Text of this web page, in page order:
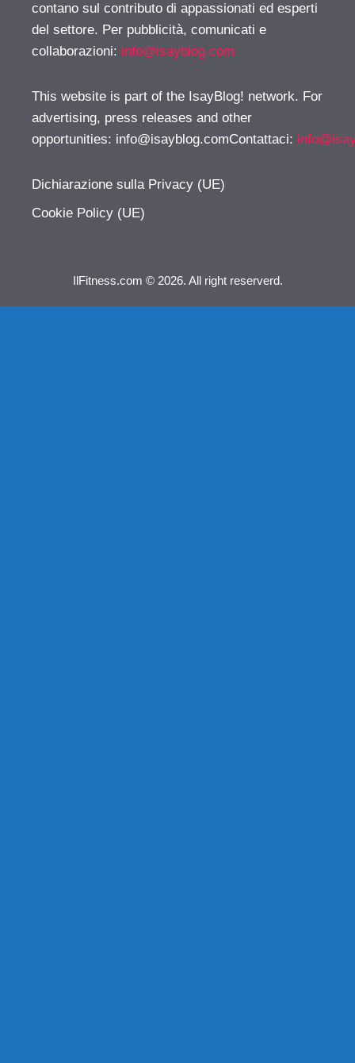
contano sul contributo di appassionati ed esperti
del settore. Per pubblicità, comunicati e
collaborazioni: info@isayblog.com
This website is part of the IsayBlog! network. For
advertising, press releases and other
opportunities: info@isayblog.comContattaci:
Dichiarazione sulla Privacy (UE)
Cookie Policy (UE)
IlFitness.com © 2026. All right reserverd.